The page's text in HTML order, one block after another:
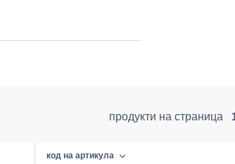
продукти на страница
код на артикула